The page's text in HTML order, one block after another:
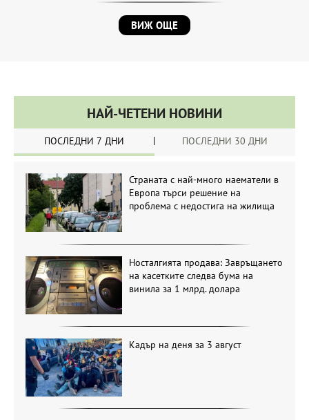
ВИЖ ОЩЕ
НАЙ-ЧЕТЕНИ НОВИНИ
ПОСЛЕДНИ 7 ДНИ ПОСЛЕДНИ 30 ДНИ
Страната с най-много наематели в
Европа търси решение на
проблема с недостига на жилища
Носталгията продава: Завръщането
на касетките следва бума на
винила за 1 млрд. долара
Кадър на деня за 3 август